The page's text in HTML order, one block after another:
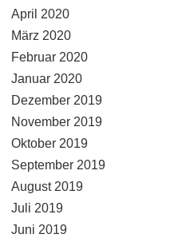
April 2020
März 2020
Februar 2020
Januar 2020
Dezember 2019
November 2019
Oktober 2019
September 2019
August 2019
Juli 2019
Juni 2019